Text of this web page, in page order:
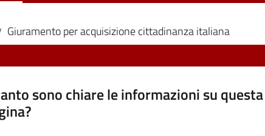
Giuramento per acquisizione cittadinanza italiana
sono chiare le informazioni su questa